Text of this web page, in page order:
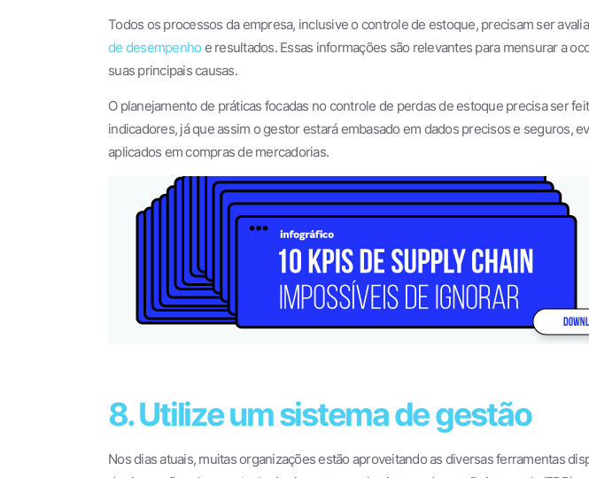
Todos os processos da empresa, inclusive o controle de estoque, precisam ser
de desempenhoe resultados. Essas informações são relevantes para mensurar a
suas principais causas.
O planejamento de práticas focadas no controle de perdas de estoque precisa ser
indicadores, já que assim o gestor estará embasado em dados precisos e seguros,
aplicados em compras de mercadorias.
8. Utilize um sistema de gestão
Nos dias atuais, muitas organizações estão aproveitando as diversas ferramentas